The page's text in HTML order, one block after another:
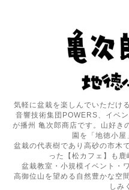
気軽に盆栽を楽しんでいただけ
音響技術集団POWERS、イベ
が播州 亀次郎商店です。山好き
園を「地徳小屋
盆栽の代表樹であり高砂の市木
った【松カフェ】も鹿
盆栽教室・小規模イベント・
高御位山を望める自然豊かな空
しみ